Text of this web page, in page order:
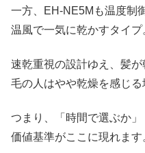
一方、EH-NE5Mも温度制
温風で一気に乾かすタイプ
速乾重視の設計ゆえ、髪
毛の人はやや乾燥を感じる
つまり、「時間で選ぶか
価値基準がここに現れます